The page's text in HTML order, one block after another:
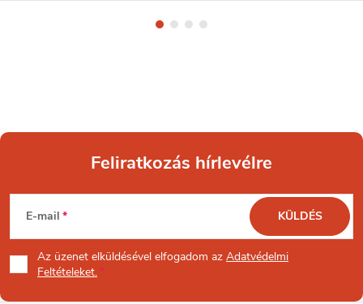
L
á
b
Feliratkozás hírlevélre
E-mail
Az üzenet elküldésével elfogadom az Adatvédelmi
Feltételeket.
KÜLDÉS